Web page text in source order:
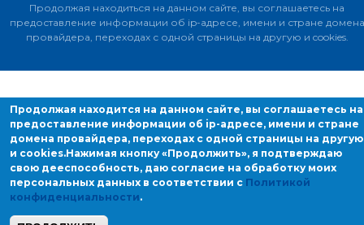
Продолжая находиться на данном сайте, вы соглашаетесь на
предоставление информации об ip-адресе, имени и стране домена
провайдера, переходах с одной страницы на другую и cookies.
Продолжая находится на данном сайте, вы соглашаетесь на
предоставление информации об ip-адресе, имени и стране
домена провайдера, переходах с одной страницы на другую
и cookies.Нажимая кнопку «Продолжить», я подтверждаю
свою дееспособность, даю согласие на обработку моих
персональных данных в соответствии с Политикой
конфиденциальности.